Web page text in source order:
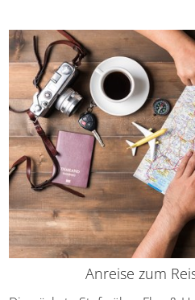
zum Hotel und zurück
nach der Buchung entspannt
Wissen, dass die Anreise steht.